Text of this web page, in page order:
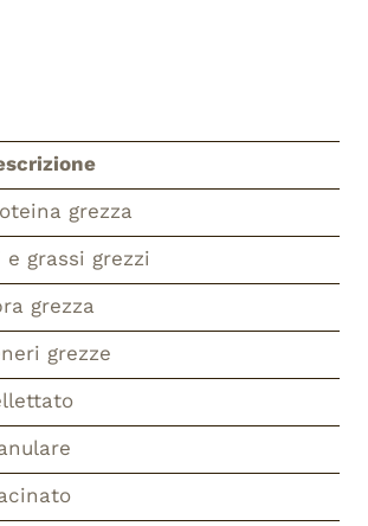
grezza
e grassi grezzi
grezza
grezze